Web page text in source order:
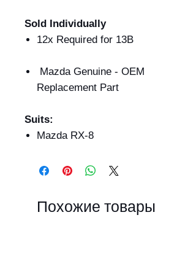
Sold Individually
12x Required for 13B
Mazda Genuine - OEM
Replacement Part
Suits:
Mazda RX-8
Похожие товары